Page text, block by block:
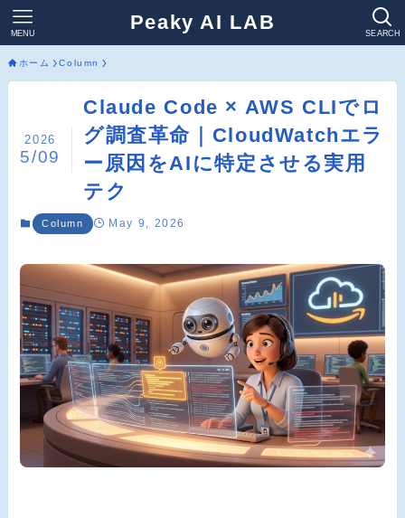
Peaky AI LAB SEARCH
MENU
ホーム Column
Claude Code × AWS CLIでロ
グ調査革命｜CloudWatchエラ
ー原因をAIに特定させる実用
テク
2026
5/09
Column May 9, 2026